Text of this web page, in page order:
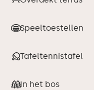
Speeltoestellen
Tafeltennistafel
In het bos